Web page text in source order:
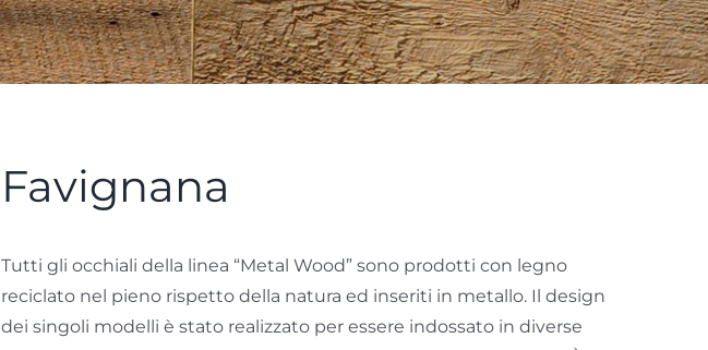
Favignana
Tutti gli occhiali della linea “Metal Wood” sono prodotti con legno
reciclato nel pieno rispetto della natura ed inseriti in metallo. Il design
dei singoli modelli è stato realizzato per essere indossato in diverse